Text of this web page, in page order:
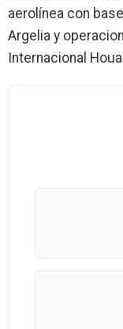
aerolínea con
Argelia y
Internacional